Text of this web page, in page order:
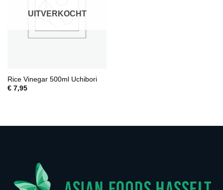
UITVERKOCHT
Rice Vinegar 500ml Uchibori
€7,95